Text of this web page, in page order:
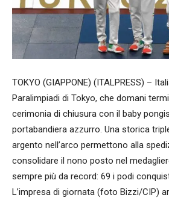
TOKYO (GIAPPONE) (ITALPRESS) –
Paralimpiadi di Tokyo, che domani
cerimonia di chiusura con il baby
portabandiera azzurro. Una storica
argento nell’arco permettono alla
consolidare il nono posto nel
sempre più da record: 69 i podi
L’impresa di giornata (foto Bizzi/CIP)